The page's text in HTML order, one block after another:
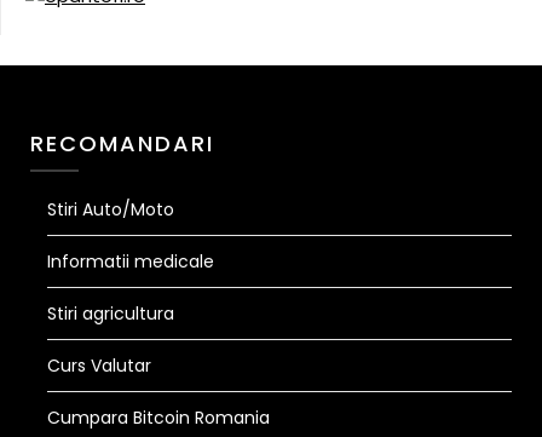
RECOMANDARI
Stiri Auto/Moto
Informatii medicale
Stiri agricultura
Curs Valutar
Cumpara Bitcoin Romania